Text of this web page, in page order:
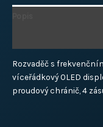
Rozvaděč s
víceřádkový OLED
proudový chránič, 4